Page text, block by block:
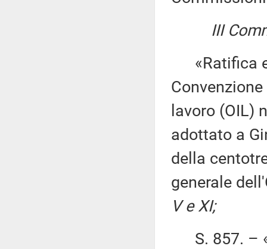
III
«Ratifica
lavoro (OIL)
adottato a
della
generale
V e XI;
S. 857. –